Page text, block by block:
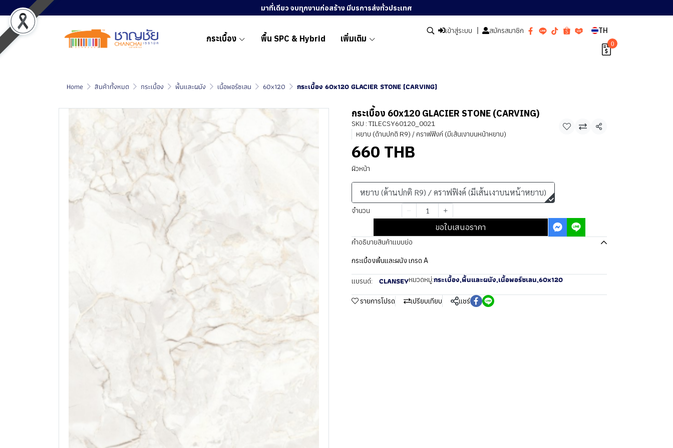
มาที่เดียว จบทุกงานก่อสร้าง มีบรการส่งทั่วประเทศ
กระเบื้อง พื้น SPC & Hybrid เพิ่มเติม
เข้าสู่ระบบ สมัครสมาชิก TH
0
Home สินค้าทั้งหมด กระเบื้อง พื้นและผนัง เนื้อพอร์ซเลน 60x120 กระเบื้อง 60x120 GLACIER STONE (CARVING)
กระเบื้อง 60x120 GLACIER STONE (CARVING)
SKU : TILECSY60120_0021
หยาบ (ด้านปกติ R9) / คราฟฟิงค์ (มีเส้นเงาบนหน้าหยาบ)
แชร์
660 THB
ผิวหน้า
หยาบ (ด้านปกติ R9) / คราฟฟิงค์ (มีเส้นเงาบนหน้าหยาบ)
จำนวน
ขอใบเสนอราคา
คำอธิบายสินค้าแบบย่อ
กระเบื้องพื้นและผนัง เกรด A
แบรนด์: CLANSEYหมวดหมู่:กระเบื้อง,พื้นและผนัง,เนื้อพอร์ซเลน,60x120
รายการโปรด เปรียบเทียบ แชร์